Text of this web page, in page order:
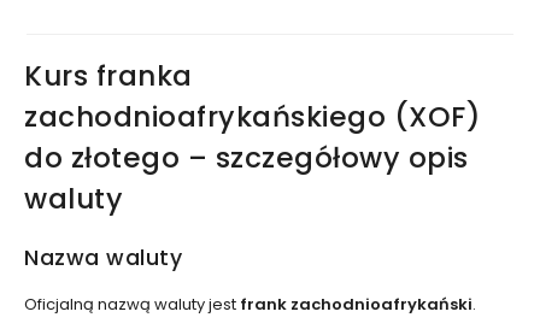
Kurs franka
zachodnioafrykańskiego (XOF)
do złotego – szczegółowy opis
waluty
Nazwa waluty
Oficjalną nazwą waluty jest frank zachodnioafrykański.